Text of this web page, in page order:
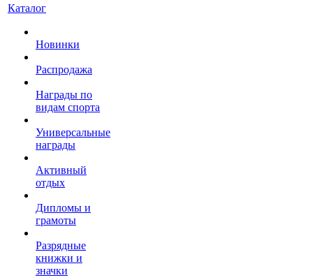
Каталог
Новинки
Распродажа
Награды по
видам спорта
Универсальные
награды
Активный
отдых
Дипломы и
грамоты
Разрядные
книжки и
значки